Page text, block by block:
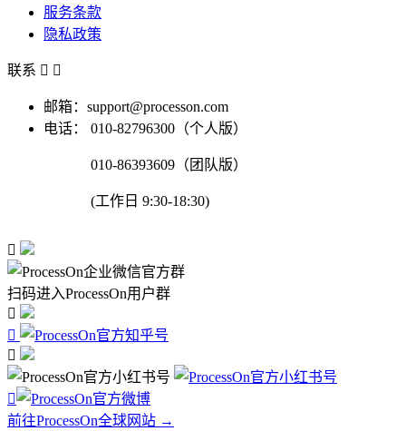
服务条款
隐私政策
联系  
邮箱：support@processon.com
电话：
010-82796300（个人版）
010-86393609（团队版）
(工作日 9:30-18:30)

扫码进入ProcessOn用户群




前往ProcessOn全球网站 →